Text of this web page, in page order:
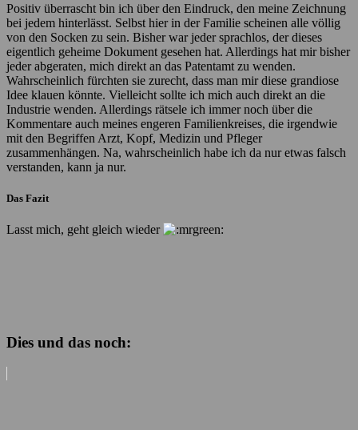
Positiv überrascht bin ich über den Eindruck, den meine Zeichnung
bei jedem hinterlässt. Selbst hier in der Familie scheinen alle völlig
von den Socken zu sein. Bisher war jeder sprachlos, der dieses
eigentlich geheime Dokument gesehen hat. Allerdings hat mir bisher
jeder abgeraten, mich direkt an das Patentamt zu wenden.
Wahrscheinlich fürchten sie zurecht, dass man mir diese grandiose
Idee klauen könnte. Vielleicht sollte ich mich auch direkt an die
Industrie wenden. Allerdings rätsele ich immer noch über die
Kommentare auch meines engeren Familienkreises, die irgendwie
mit den Begriffen Arzt, Kopf, Medizin und Pfleger
zusammenhängen. Na, wahrscheinlich habe ich da nur etwas falsch
verstanden, kann ja nur.
Das Fazit
Lasst mich, geht gleich wieder
Dies und das noch: